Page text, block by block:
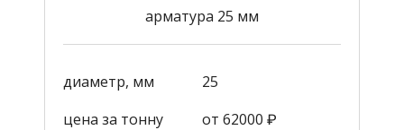
арматура 25 мм
диаметр, мм
25
цена за тонну
от 62000 ₽